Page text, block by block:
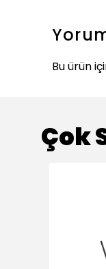
Bu ürün
Çok